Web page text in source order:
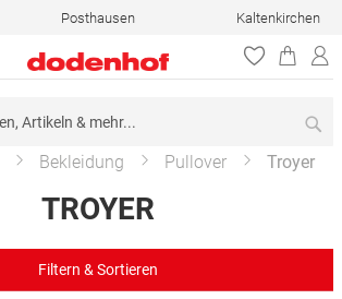
Posthausen Kaltenkirchen
Bekleidung Pullover Troyer
TROYER
Filtern & Sortieren